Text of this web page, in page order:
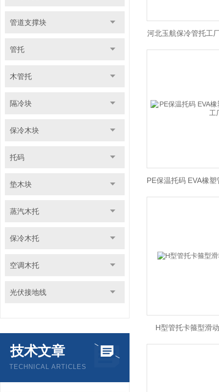
管道支撑块
管托
木管托
隔冷块
保冷木块
托码
垫木块
蒸汽木托
保冷木托
空调木托
光伏接地线
技术文章
TECHNICAL ARTICLES
河北玉航保冷管托工
H型管托卡箍型滑